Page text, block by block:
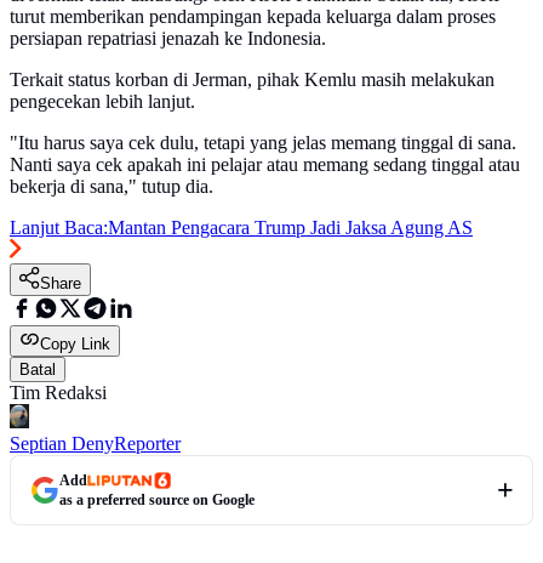
turut memberikan pendampingan kepada keluarga dalam proses
persiapan repatriasi jenazah ke Indonesia.
Terkait status korban di Jerman, pihak Kemlu masih melakukan
pengecekan lebih lanjut.
"Itu harus saya cek dulu, tetapi yang jelas memang tinggal di sana.
Nanti saya cek apakah ini pelajar atau memang sedang tinggal atau
bekerja di sana," tutup dia.
Lanjut Baca:Mantan Pengacara Trump Jadi Jaksa Agung AS
Share
Copy Link
Batal
Tim Redaksi
Septian DenyReporter
Add
as a preferred source on Google